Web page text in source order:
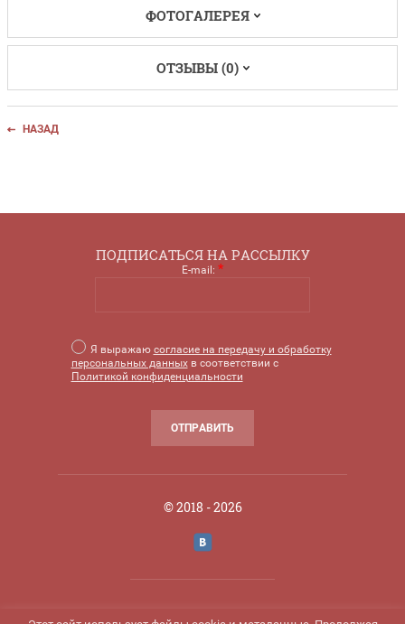
ФОТОГАЛЕРЕЯ
ОТЗЫВЫ (0)
НАЗАД
ПОДПИСАТЬСЯ НА РАССЫЛКУ
E-mail: *
Я выражаю согласие на передачу и обработку
персональных данныхв соответствии с
Политикой конфиденциальности
ОТПРАВИТЬ
© 2018 - 2026